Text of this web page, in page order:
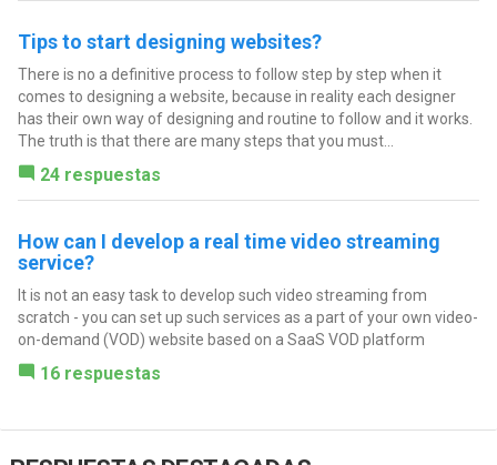
Tips to start designing websites?
There is no a definitive process to follow step by step when it
comes to designing a website, because in reality each designer
has their own way of designing and routine to follow and it works.
The truth is that there are many steps that you must...
24 respuestas
How can I develop a real time video streaming
service?
It is not an easy task to develop such video streaming from
scratch - you can set up such services as a part of your own video-
on-demand (VOD) website based on a SaaS VOD platform
16 respuestas